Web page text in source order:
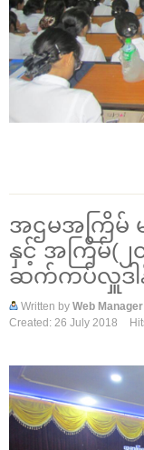
အဌမအကြိမ်
နှင့် အကြိမ်(၂
ဆက်ကပ်လှူဒါ
Written by Web Manager
Created: 26 July 2018